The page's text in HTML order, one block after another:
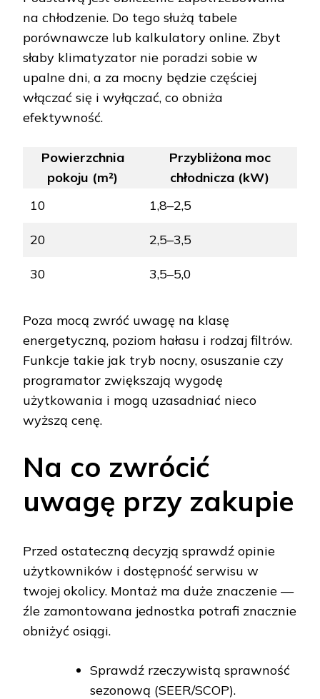
na chłodzenie. Do tego służą tabele
porównawcze lub kalkulatory online. Zbyt
słaby klimatyzator nie poradzi sobie w
upalne dni, a za mocny będzie częściej
włączać się i wyłączać, co obniża
efektywność.
Powierzchnia
pokoju (m²)
Przybliżona moc
chłodnicza (kW)
10
1,8–2,5
20 2,5–3,5
30 3,5–5,0
Poza mocą zwróć uwagę na klasę
energetyczną, poziom hałasu i rodzaj filtrów.
Funkcje takie jak tryb nocny, osuszanie czy
programator zwiększają wygodę
użytkowania i mogą uzasadniać nieco
wyższą cenę.
Na co zwrócić
uwagę przy zakupie
Przed ostateczną decyzją sprawdź opinie
użytkowników i dostępność serwisu w
twojej okolicy. Montaż ma duże znaczenie —
źle zamontowana jednostka potrafi znacznie
obniżyć osiągi.
Sprawdź rzeczywistą sprawność
sezonową (SEER/SCOP).